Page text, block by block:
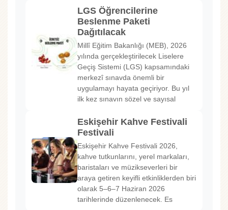
LGS Öğrencilerine
Beslenme Paketi
Dağıtılacak
Millî Eğitim Bakanlığı (MEB), 2026
yılında gerçekleştirilecek Liselere
Geçiş Sistemi (LGS) kapsamındaki
merkezî sınavda önemli bir
uygulamayı hayata geçiriyor. Bu yıl
ilk kez sınavın sözel ve sayısal
Eskişehir Kahve Festivali
Festivali
Eskişehir Kahve Festivali 2026,
kahve tutkunlarını, yerel markaları,
baristaları ve müzikseverleri bir
araya getiren keyifli etkinliklerden biri
olarak 5–6–7 Haziran 2026
tarihlerinde düzenlenecek. Es